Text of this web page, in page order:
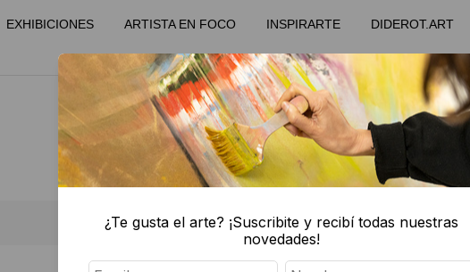
EXHIBICIONES ARTISTA EN FOCO INSPIRARTE DIDEROT.ART
¿Te gusta el arte? ¡Suscribite y recibí todas nuestras
novedades!